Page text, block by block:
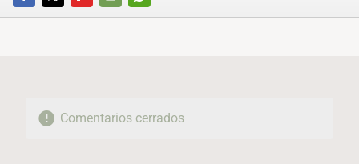
FACEBOOKTWITTERFLIPBOARD
E-
WHATSAPP
Comentarios cerrados